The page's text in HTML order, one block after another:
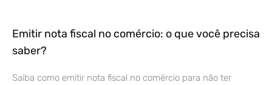
Emitir nota fiscal no comércio: o que você precisa
saber?
Saiba como emitir nota fiscal no comércio para não ter